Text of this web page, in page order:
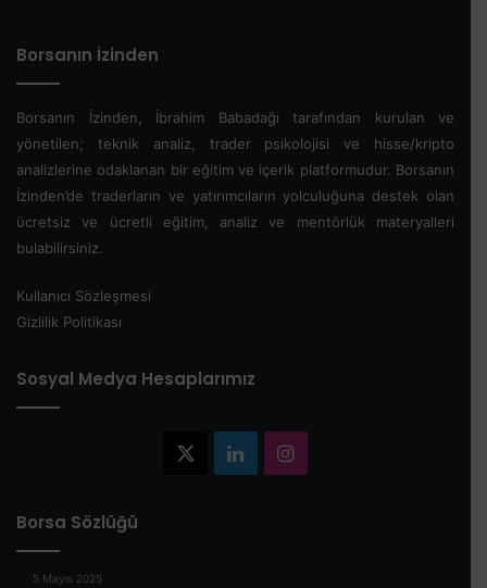
Borsanın İzinden
Borsanın İzinden, İbrahim Babadağı tarafından kurulan ve
yönetilen; teknik analiz, trader psikolojisi ve hisse/kripto
analizlerine odaklanan bir eğitim ve içerik platformudur. Borsanın
İzinden’de traderların ve yatırımcıların yolculuğuna destek olan
ücretsiz ve ücretli eğitim, analiz ve mentörlük materyalleri
bulabilirsiniz.
Kullanıcı Sözleşmesi
Gizlilik Politikası
Sosyal Medya Hesaplarımız
LinkedInInstagram
Borsa Sözlüğü
5 Mayıs 2025